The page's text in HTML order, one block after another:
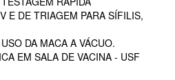
E DE TRIAGEM PARA SÍFILIS,
DA MACA A VÁCUO.
EM SALA DE VACINA - USF